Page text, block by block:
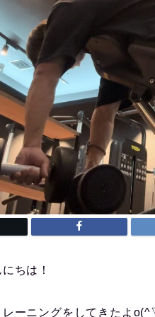
ちは！
レーニングをしてきたよ